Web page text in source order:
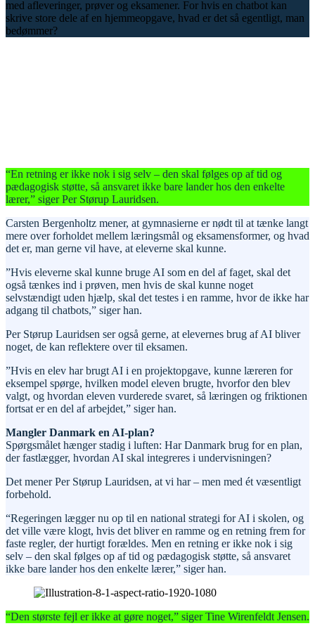
med afleveringer, prøver og eksamener. For hvis en chatbot kan
skrive store dele af en hjemmeopgave, hvad er det så egentligt, man
bedømmer?
“En retning er ikke nok i sig selv – den skal følges op af tid og
pædagogisk støtte, så ansvaret ikke bare lander hos den enkelte
lærer,” siger Per Størup Lauridsen.
Carsten Bergenholtz mener, at gymnasierne er nødt til at tænke langt
mere over forholdet mellem læringsmål og eksamensformer, og hvad
det er, man gerne vil have, at eleverne skal kunne.
”Hvis eleverne skal kunne bruge AI som en del af faget, skal det
også tænkes ind i prøven, men hvis de skal kunne noget
selvstændigt uden hjælp, skal det testes i en ramme, hvor de ikke har
adgang til chatbots,” siger han.
Per Størup Lauridsen ser også gerne, at elevernes brug af AI bliver
noget, de kan reflektere over til eksamen.
”Hvis en elev har brugt AI i en projektopgave, kunne læreren for
eksempel spørge, hvilken model eleven brugte, hvorfor den blev
valgt, og hvordan eleven vurderede svaret, så læringen og friktionen
fortsat er en del af arbejdet,” siger han.
Mangler Danmark en AI-plan?
Spørgsmålet hænger stadig i luften: Har Danmark brug for en plan,
der fastlægger, hvordan AI skal integreres i undervisningen?
Det mener Per Størup Lauridsen, at vi har – men med ét væsentligt
forbehold.
“Regeringen lægger nu op til en national strategi for AI i skolen, og
det ville være klogt, hvis det bliver en ramme og en retning frem for
faste regler, der hurtigt forældes. Men en retning er ikke nok i sig
selv – den skal følges op af tid og pædagogisk støtte, så ansvaret
ikke bare lander hos den enkelte lærer,” siger han.
“Den største fejl er ikke at gøre noget,” siger Tine Wirenfeldt Jensen.